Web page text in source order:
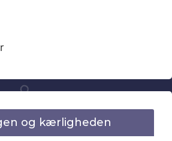
og kærligheden